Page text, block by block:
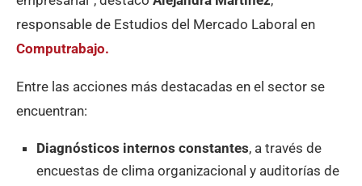
responsable de Estudios del Mercado Laboral en
Computrabajo.
Entre las acciones más destacadas en el sector se
encuentran:
Diagnósticos internos constantes, a través de
encuestas de clima organizacional y auditorías de